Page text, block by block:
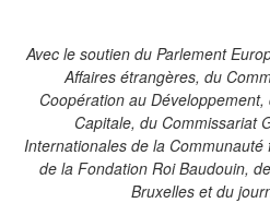
Avec le soutien du Parlement
Affaires étrangères, du
Coopération au
Capitale, du Commissariat
Internationales de la Communauté
de la Fondation Roi Baudouin,
Bruxelles et du